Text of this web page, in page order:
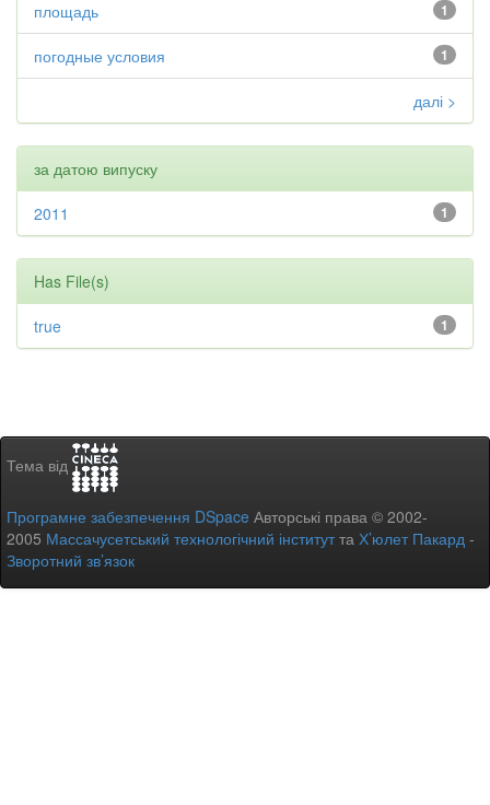
1
площадь
1
погодные условия
далі >
за датою випуску
1
2011
Has File(s)
1
true
Тема від
Програмне забезпечення DSpace Авторські права © 2002-
2005 Массачусетський технологічний інститутта Х’юлет Пакард -
Зворотний зв’язок